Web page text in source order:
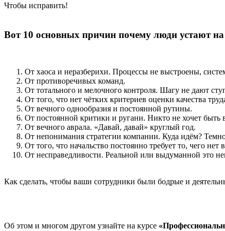
Чтобы исправить!
Вот 10 основных причин почему люди устают на
От хаоса и неразберихи. Процессы не выстроены,
От противоречивых команд.
От тотального и мелочного контроля. Шагу не дают
От того, что нет чётких критериев оценки качества
От вечного однообразия и постоянной рутины.
От постоянной критики и ругани. Никто не хочет быть
От вечного аврала. «Давай, давай» круглый год.
От непонимания стратегии компании. Куда идём?
От того, что начальство постоянно требует то, чего нет
От несправедливости. Реальной или выдуманной это
Как сделать, чтобы ваши сотрудники были бодрые и
Об этом и многом другом узнайте на курсе